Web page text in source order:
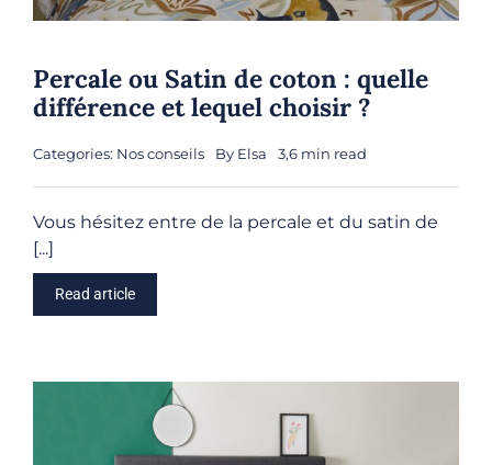
Percale ou Satin de coton : quelle
différence et lequel choisir ?
Categories: Nos conseils By Elsa 3,6 min read
Vous hésitez entre de la percale et du satin de
[...]
Read article